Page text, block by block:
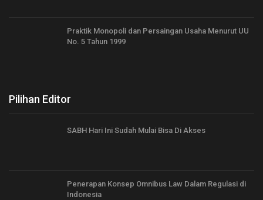
Praktik Monopoli dan Persaingan Usaha Menurut UU
No. 5 Tahun 1999
Pilihan Editor
SABH Hari Ini Sudah Mulai Bisa Di Akses
Penerapan Konsep Omnibus Law Dalam Regulasi di
Indonesia